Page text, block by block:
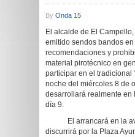
By Onda 15
El alcalde de El
emitido sendos bandos
recomendaciones y
material pirotécnico en
participar en el tradicional
noche del miércoles 8 de
desarrollará realmente en
día 9.
El arrancará en la
discurrirá por la Plaza